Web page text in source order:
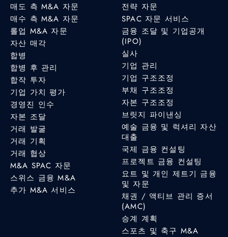
매도 측 M&A 자문
매수 측 M&A 자문
롤업 M&A 자문
자산 매각
합병
합병 후 관리
합작 투자
기업 가치 평가
경영진 인수
자본 조달
거래 발굴
거래 기획
거래 협상
M&A SPAC 자문
스위스 금융 M&A
추가 M&A 서비스
전략 자문
SPAC 자문 서비스
금융 조달 및 기업공개
(IPO)
실사
기업 관리
기업 구조조정
부채 구조조정
자본 구조조정
브릿지 파이낸싱
예술 금융 및 럭셔리 자산
대출
국제 금융 컨설팅
프로젝트 금융 컨설팅
요트 및 개인 제트기 금융
및 자문
채권 / 액티브 관리 증서
(AMC)
승계 계획
스포츠 및 축구 M&A